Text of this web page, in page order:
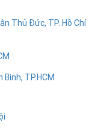
Thủ Đức, TP. Hồ Chí
TP.HCM